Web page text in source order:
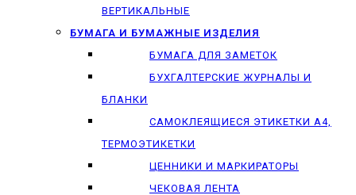
ВЕРТИКАЛЬНЫЕ
БУМАГА И БУМАЖНЫЕ ИЗДЕЛИЯ
БУМАГА ДЛЯ ЗАМЕТОК
БУХГАЛТЕРСКИЕ ЖУРНАЛЫ И
БЛАНКИ
САМОКЛЕЯЩИЕСЯ ЭТИКЕТКИ А4,
ТЕРМОЭТИКЕТКИ
ЦЕННИКИ И МАРКИРАТОРЫ
ЧЕКОВАЯ ЛЕНТА